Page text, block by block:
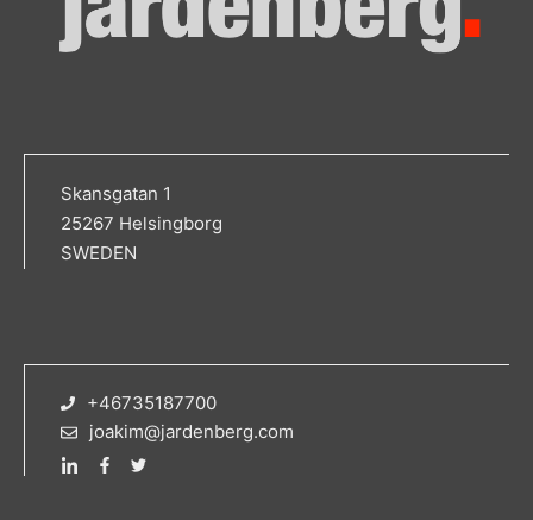
Skansgatan 1
25267 Helsingborg
SWEDEN
+46735187700
joakim@jardenberg.com